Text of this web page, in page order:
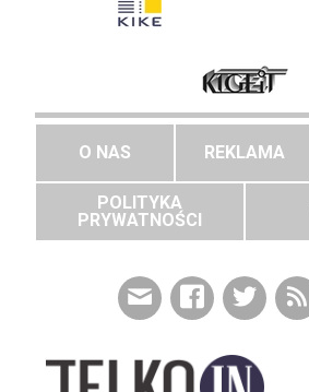
O NAS REKLAMA
POLITYKA
PRYWATNOŚCI